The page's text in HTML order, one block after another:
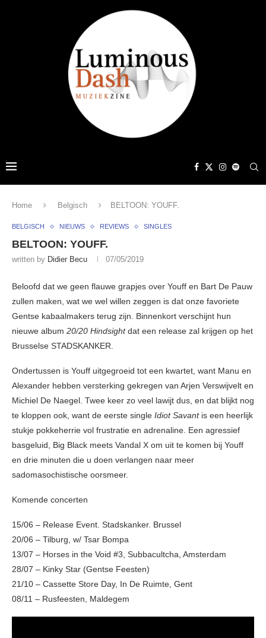
Home Belgisch BELTOON: YOUFF.
BELGISCH NIEUWS REVIEWS SINGLES
BELTOON: YOUFF.
written by Didier Becu 07/05/2019
Beloofd dat we geen flauwe grapjes over Youff en Bart De Pauw
zullen maken, wat we wel willen zeggen is dat onze favoriete
Gentse kabaalmakers terug zijn. Binnenkort verschijnt hun
nieuwe album 20/20 Hindsightdat een release zal krijgen op het
Brusselse STADSKANKER.
Ondertussen is Youff uitgegroeid tot een kwartet, want Manu en
Alexander hebben versterking gekregen van Arjen Verswijvelt en
Michiel De Naegel. Twee keer zo veel lawijt dus, en dat blijkt nog
te kloppen ook, want de eerste single Idiot Savantis een heerlijk
stukje pokkeherrie vol frustratie en adrenaline. Een agressief
basgeluid, Big Black meets Vandal X om uit te komen bij Youff
en drie minuten die u doen verlangen naar meer
sadomasochistische oorsmeer.
Komende concerten
15/06 – Release Event. Stadskanker. Brussel
20/06 – Tilburg, w/ Tsar Bompa
13/07 – Horses in the Void #3, Subbacultcha, Amsterdam
28/07 – Kinky Star (Gentse Feesten)
21/10 – Cassette Store Day, In De Ruimte, Gent
08/11 – Rusfeesten, Maldegem